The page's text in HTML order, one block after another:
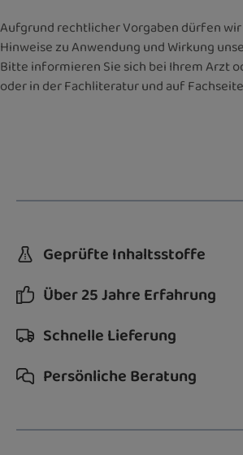
Aufgrund rechtlicher Vorgaben dürfen
Hinweise zu Anwendung und Wirkung
Bitte informieren Sie sich bei Ihrem Arzt
oder in der Fachliteratur und auf
Geprüfte Inhaltsstoffe
Über 25 Jahre Erfahrung
Schnelle Lieferung
Persönliche Beratung